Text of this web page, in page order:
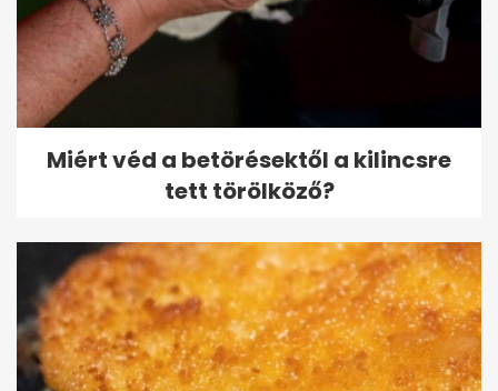
Miért véd a betörésektől a kilincsre
tett törölköző?